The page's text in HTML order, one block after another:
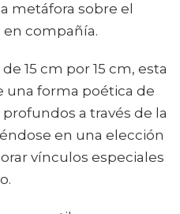
metáfora sobre el
en compañía.
15 cm por 15 cm, esta
una forma poética de
a través de la
en una elección
vínculos especiales